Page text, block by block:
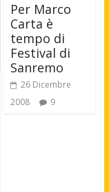
Per Marco
Carta è
tempo di
Festival di
Sanremo
26 Dicembre
2008
9